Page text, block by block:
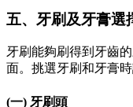
五、牙刷及牙膏選
牙刷能夠刷得到牙齒
面。挑選牙刷和牙膏
(一) 牙刷頭